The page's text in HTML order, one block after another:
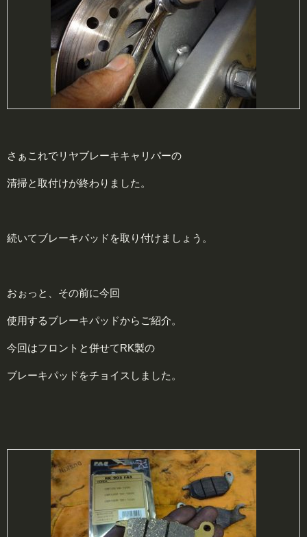
さぁこれでリヤブレーキキャリパーの
清掃と取付けが終わりました。
続いてブレーキパッドを取り付けましょう。
おぉっと、その前に今回
使用するブレーキパッドからご紹介。
今回はフロントと併せてRK製の
ブレーキパッドをチョイスしました。